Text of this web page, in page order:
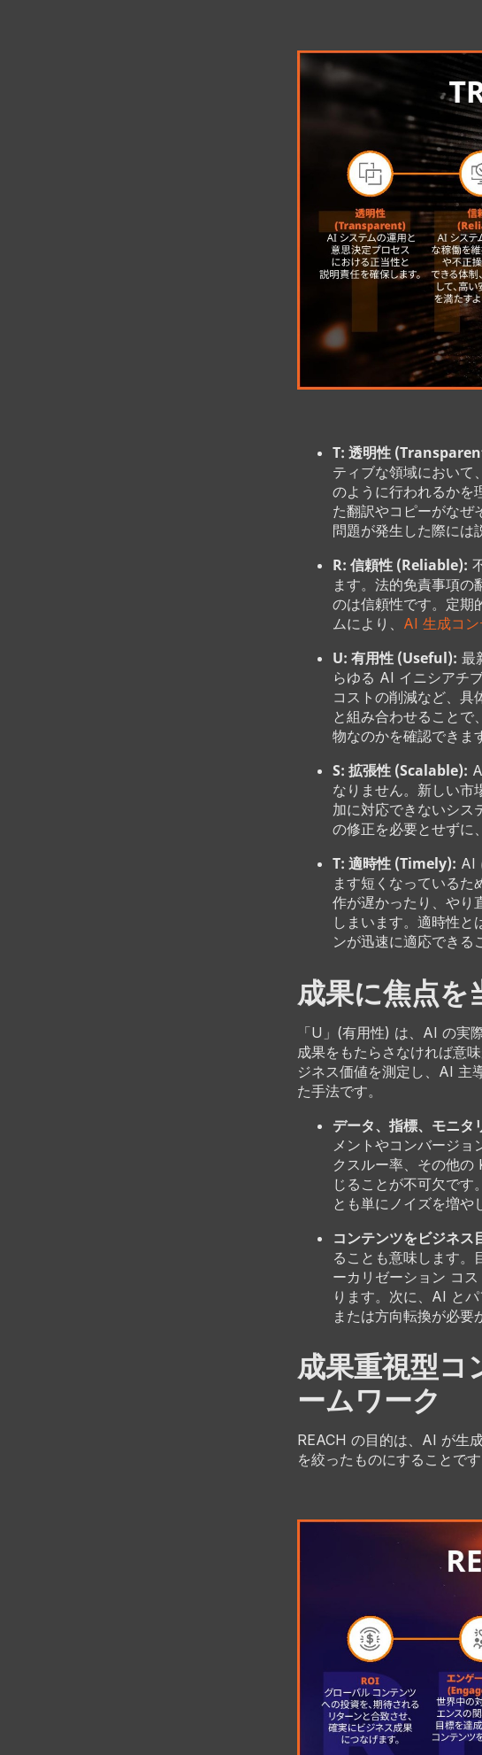
T: 透明性
ティブな領域におい
のように行われるかを
た翻訳やコピーがなぜ
問題が発生した際には
R: 信頼性 (Reliable):
ます。法的免責事項の
のは信頼性です。定期
ムにより、 AI 生成コ
U: 有用性 (Useful): 最
らゆる AI イニシアチ
コストの削減など、
と組み合わせることで
物なのかを確認できま
S: 拡張性 (Scalable):
なりません。新しい市
加に対応できないシス
の修正を必要とせずに
T: 適時性 (Timely): AI
ます短くなっている
作が遅かったり、やり
しまいます。適時性と
ンが迅速に適応できる
成果に焦点を
「U」(有用性) は、AI の実
成果をもたらさなければ意
ジネス価値を測定し、AI 主
た手法です。
データ、指標、モニタ
メントやコンバージ
クスルー率、その他
じることが不可欠で
とも単にノイズを増や
コンテンツをビジネス
ることも意味します。
ーカリゼーション コ
ります。次に、AI と
または方向転換が必要
成果重視型コ
ームワーク
REACH の目的は、AI が生
を絞ったものにすることです